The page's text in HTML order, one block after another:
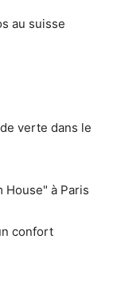
au suisse
verte dans le
House" à Paris
confort